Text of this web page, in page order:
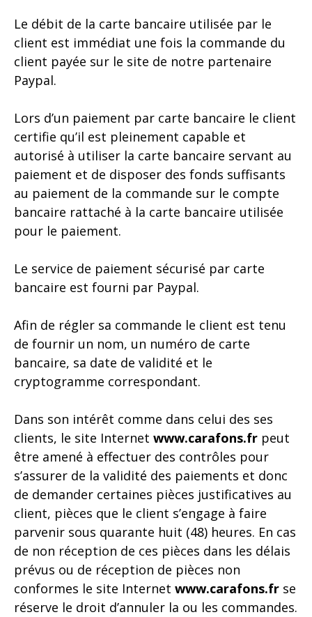
Le débit de la carte bancaire utilisée par le
client est immédiat une fois la commande du
client payée sur le site de notre partenaire
Paypal.
Lors d’un paiement par carte bancaire le client
certifie qu’il est pleinement capable et
autorisé à utiliser la carte bancaire servant au
paiement et de disposer des fonds suffisants
au paiement de la commande sur le compte
bancaire rattaché à la carte bancaire utilisée
pour le paiement.
Le service de paiement sécurisé par carte
bancaire est fourni par Paypal.
Afin de régler sa commande le client est tenu
de fournir un nom, un numéro de carte
bancaire, sa date de validité et le
cryptogramme correspondant.
Dans son intérêt comme dans celui des ses
clients, le site Internet www.carafons.fr peut
être amené à effectuer des contrôles pour
s’assurer de la validité des paiements et donc
de demander certaines pièces justificatives au
client, pièces que le client s’engage à faire
parvenir sous quarante huit (48) heures. En cas
de non réception de ces pièces dans les délais
prévus ou de réception de pièces non
conformes le site Internet www.carafons.fr se
réserve le droit d’annuler la ou les commandes.